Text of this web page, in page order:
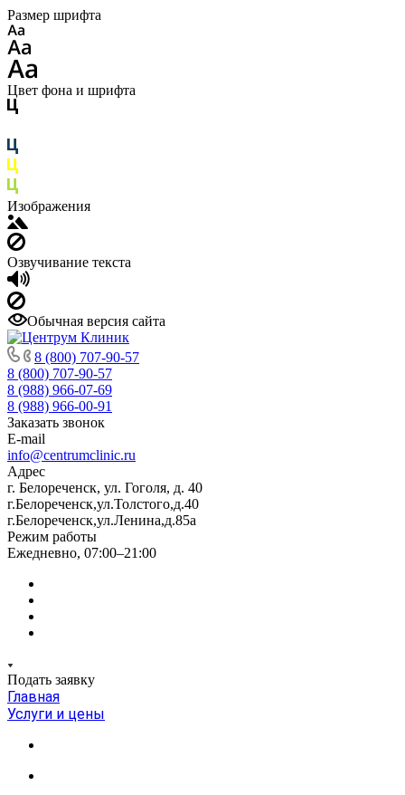
Размер шрифта
Цвет фона и шрифта
Изображения
Озвучивание текста
Обычная версия сайта
8 (800) 707-90-57
8 (800) 707-90-57
8 (988) 966-07-69
8 (988) 966-00-91
Заказать звонок
E-mail
info@centrumclinic.ru
Адрес
г. Белореченск, ул. Гоголя, д. 40
г.Белореченск,ул.Толстого,д.40
г.Белореченск,ул.Ленина,д.85а
Режим работы
Ежедневно, 07:00–21:00
Подать заявку
Главная
Услуги и цены